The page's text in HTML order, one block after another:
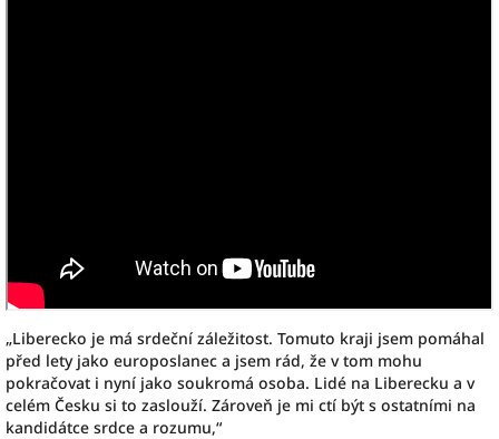
„Liberecko je má srdeční záležitost. Tomuto kraji jsem pomáhal
před lety jako europoslanec a jsem rád, že v tom mohu
pokračovat i nyní jako soukromá osoba. Lidé na Liberecku a v
celém Česku si to zaslouží. Zároveň je mi ctí být s ostatními na
kandidátce srdce a rozumu,“